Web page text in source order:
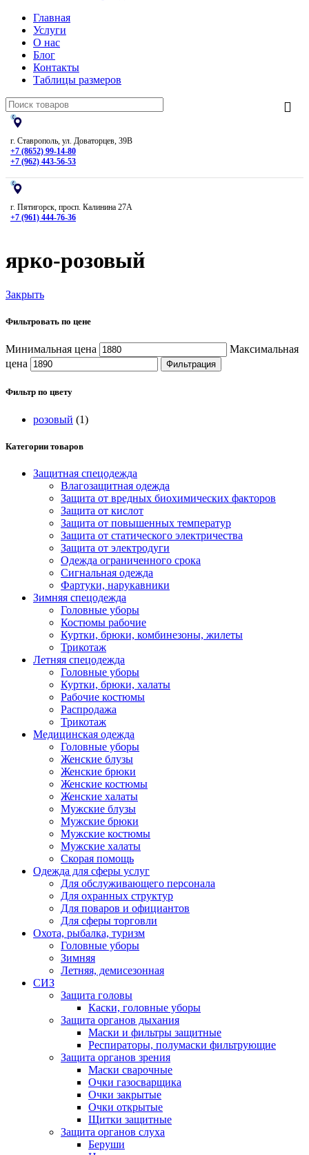
Главная
Услуги
О нас
Блог
Контакты
Таблицы размеров
г. Ставрополь, ул. Доваторцев, 39В
+7 (8652) 99-14-80
+7 (962) 443-56-53
г. Пятигорск, просп. Калинина 27А
+7 (961) 444-76-36
ярко-розовый
Закрыть
Фильтровать по цене
Минимальная цена
Максимальная
цена
Фильтрация
Фильтр по цвету
розовый (1)
Категории товаров
Защитная спецодежда
Влагозащитная одежда
Защита от вредных биохимических факторов
Защита от кислот
Защита от повышенных температур
Защита от статического электричества
Защита от электродуги
Одежда ограниченного срока
Сигнальная одежда
Фартуки, нарукавники
Зимняя спецодежда
Головные уборы
Костюмы рабочие
Куртки, брюки, комбинезоны, жилеты
Трикотаж
Летняя спецодежда
Головные уборы
Куртки, брюки, халаты
Рабочие костюмы
Распродажа
Трикотаж
Медицинская одежда
Головные уборы
Женские блузы
Женские брюки
Женские костюмы
Женские халаты
Мужские блузы
Мужские брюки
Мужские костюмы
Мужские халаты
Скорая помощь
Одежда для сферы услуг
Для обслуживающего персонала
Для охранных структур
Для поваров и официантов
Для сферы торговли
Охота, рыбалка, туризм
Головные уборы
Зимняя
Летняя, демисезонная
СИЗ
Защита головы
Каски, головные уборы
Защита органов дыхания
Маски и фильтры защитные
Респираторы, полумаски фильтрующие
Защита органов зрения
Маски сварочные
Очки газосварщика
Очки закрытые
Очки открытые
Щитки защитные
Защита органов слуха
Беруши